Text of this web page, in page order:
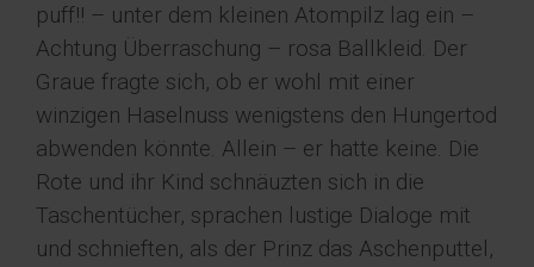
puff!! – unter dem kleinen Atompilz lag ein –
Achtung Überraschung – rosa Ballkleid. Der
Graue fragte sich, ob er wohl mit einer
winzigen Haselnuss wenigstens den Hungertod
abwenden könnte. Allein – er hatte keine. Die
Rote und ihr Kind schnäuzten sich in die
Taschentücher, sprachen lustige Dialoge mit
und schnieften, als der Prinz das Aschenputtel,